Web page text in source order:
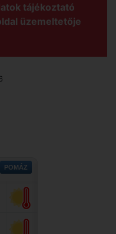
tájékoztató
üzemeltetője